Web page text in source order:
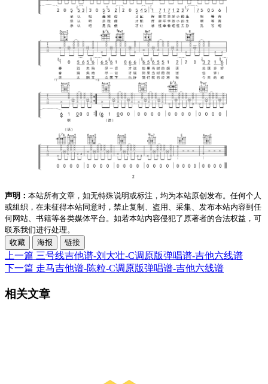
声明： 本站所有文章，如无特殊说明或标注，均为本站原创发布。任何个人
或组织，在未征得本站同意时，禁止复制、盗用、采集、发布本站内容到任
何网站、书籍等各类媒体平台。如若本站内容侵犯了原著者的合法权益，可
联系我们进行处理。
收藏
海报 链接
上一篇 三号线吉他谱-刘大壮-C调原版弹唱谱-吉他六线谱
下一篇 走马吉他谱-陈粒-C调原版弹唱谱-吉他六线谱
相关文章